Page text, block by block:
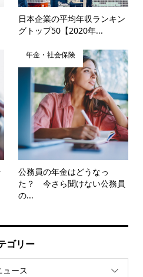
日本企業の平均年収ランキン
グトップ50【2020年...
年金・社会保険
公務員の年金はどうなっ
た？ 今さら聞けない公務員
の...
ゴリー
ュース